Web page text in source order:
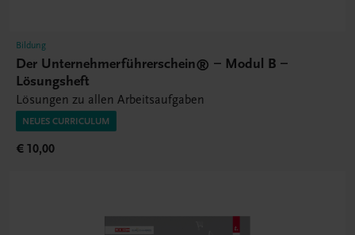
Bildung
Der Unternehmerführerschein® – Modul B –
Lösungsheft
Lösungen zu allen Arbeitsaufgaben
NEUES CURRICULUM
€ 10,00